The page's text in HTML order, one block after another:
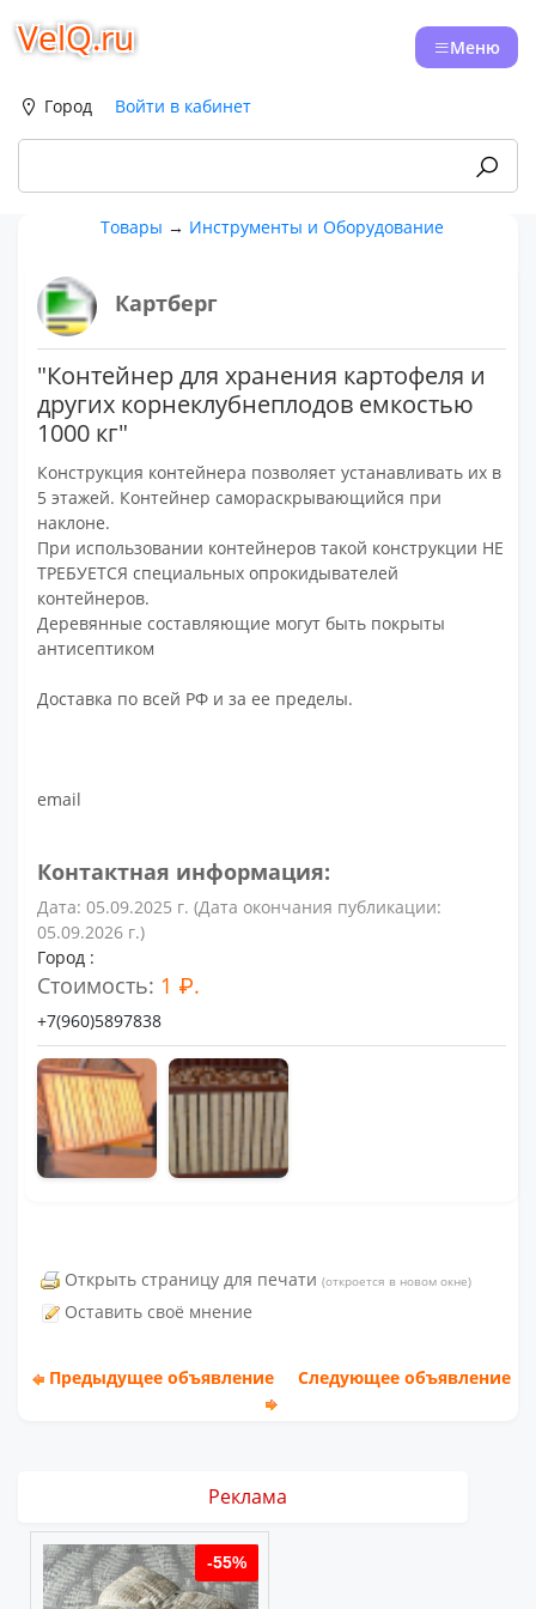
VelQ.ru Меню
Город Войти в кабинет
Товары → Инструменты и Оборудование
Картберг
"Контейнер для хранения картофеля и
других корнеклубнеплодов емкостью
1000 кг"
Конструкция контейнера позволяет устанавливать их в
5 этажей. Контейнер самораскрывающийся при
наклоне.
При использовании контейнеров такой конструкции НЕ
ТРЕБУЕТСЯ специальных опрокидывателей
контейнеров.
Деревянные составляющие могут быть покрыты
антисептиком
Доставка по всей РФ и за ее пределы.
email
Контактная информация:
Дата: 05.09.2025 г. (Дата окончания публикации:
05.09.2026 г.)
Город :
Стоимость: 1 ₽.
+7(960)5897838
Открыть страницу для печати (откроется в новом окне)
Оставить своё мнение
Предыдущее объявление Следующее объявление
Реклама
-55%